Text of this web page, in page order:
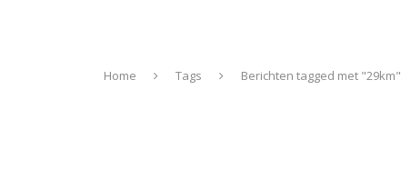
Home Tags Berichten tagged met "29km"